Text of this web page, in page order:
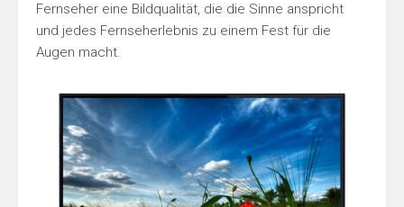
Fernseher eine Bildqualität, die die Sinne anspricht
und jedes Fernseherlebnis zu einem Fest für die
Augen macht.